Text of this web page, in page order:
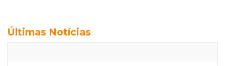
Últimas Notícias